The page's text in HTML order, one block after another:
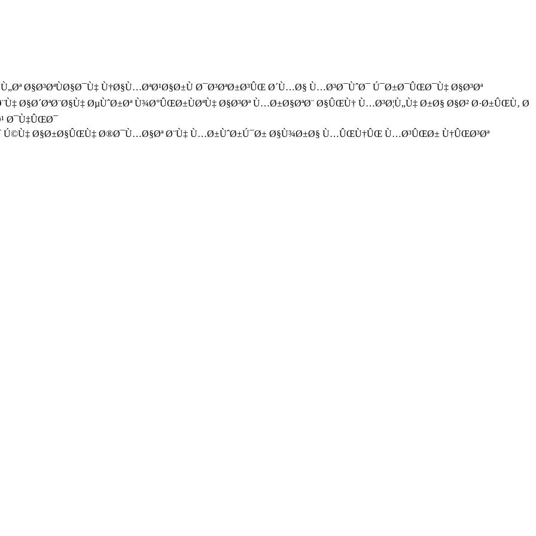
Ø§Ø³ØªÙØ§Ø¯Ù‡ Ù†Ø§Ù…ØªØ¹Ø§Ø±Ù Ø¯Ø³ØªØ±Ø³ÛŒ Ø´Ù…Ø§ Ù…Ø³Ø¯ÙˆØ¯ Ú¯Ø±Ø¯ÛŒØ¯Ù‡ Ø§Ø³Øª
Ø§Ø´ØªØ¨Ø§Ù‡ ØµÙˆØ±Øª Ù¾Ø°ÛŒØ±ÙØªÙ‡ Ø§Ø³Øª Ù…Ø±Ø§ØªØ¨ Ø§ÛŒÙ† Ù…Ø³Ø¦Ù„Ù‡ Ø±Ø§ Ø§Ø² Ø·Ø±ÛŒÙ‚ Ø
Ø¯Ù‡ÛŒØ¯
Ú©Ù‡ Ø§Ø±Ø§ÛŒÙ‡ Ø®Ø¯Ù…Ø§Øª Ø¨Ù‡ Ù…Ø±ÙˆØ±Ú¯Ø± Ø§Ù¾Ø±Ø§ Ù…ÛŒÙ†ÛŒ Ù…Ø³ÛŒØ± Ù†ÛŒØ³Øª